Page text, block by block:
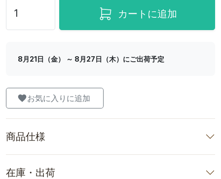
カートに追加
8月21日（金） ～ 8月27日（木）にご出荷予定
お気に入りに追加
商品仕様
在庫・出荷